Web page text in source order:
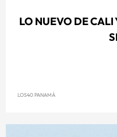
LO NUEVO DE
LOS40 PANAMÁ